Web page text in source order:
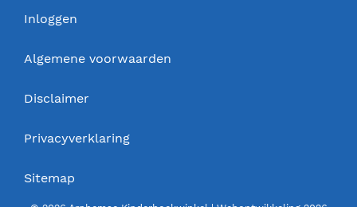
Inloggen
Algemene voorwaarden
Disclaimer
Privacyverklaring
Sitemap